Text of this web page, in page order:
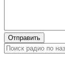
Отправить